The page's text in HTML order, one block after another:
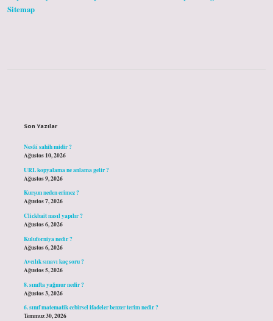
Sitemap
Son Yazılar
Nesâî sahih midir ?
Ağustos 10, 2026
URL kopyalama ne anlama gelir ?
Ağustos 9, 2026
Kurşun neden erimez ?
Ağustos 7, 2026
Clickbait nasıl yapılır ?
Ağustos 6, 2026
Kuluforniya nedir ?
Ağustos 6, 2026
Avcılık sınavı kaç soru ?
Ağustos 5, 2026
8. sınıfta yağmur nedir ?
Ağustos 3, 2026
6. sınıf matematik cebirsel ifadeler benzer terim nedir ?
Temmuz 30, 2026